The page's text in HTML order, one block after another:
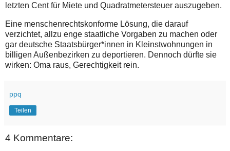
letzten Cent für Miete und Quadratmetersteuer auszugeben.
Eine menschenrechtskonforme Lösung, die darauf
verzichtet, allzu enge staatliche Vorgaben zu machen oder
gar deutsche Staatsbürger*innen in Kleinstwohnungen in
billigen Außenbezirken zu deportieren. Dennoch dürfte sie
wirken: Oma raus, Gerechtigkeit rein.
ppq
Teilen
4 Kommentare: